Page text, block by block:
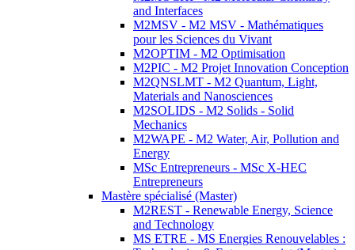
and Interfaces
M2MSV - M2 MSV - Mathématiques
pour les Sciences du Vivant
M2OPTIM - M2 Optimisation
M2PIC - M2 Projet Innovation Conception
M2QNSLMT - M2 Quantum, Light,
Materials and Nanosciences
M2SOLIDS - M2 Solids - Solid
Mechanics
M2WAPE - M2 Water, Air, Pollution and
Energy
MSc Entrepreneurs - MSc X-HEC
Entrepreneurs
Mastère spécialisé (Master)
M2REST - Renewable Energy, Science
and Technology
MS ETRE - MS Energies Renouvelables :